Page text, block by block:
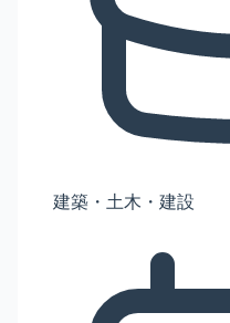
建築・土木・建設